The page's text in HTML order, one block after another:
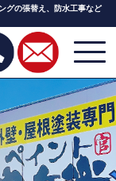
グの張替え、防水工事など